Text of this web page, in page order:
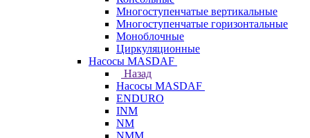
Многоступенчатые вертикальные
Многоступенчатые горизонтальные
Моноблочные
Циркуляционные
Насосы MASDAF
Назад
Насосы MASDAF
ENDURO
INM
NM
NMM